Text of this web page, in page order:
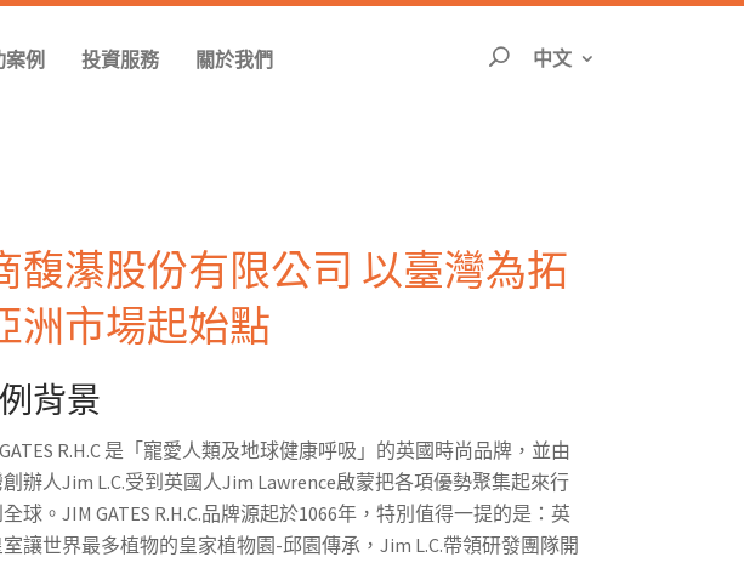
案例 投資服務
關於我們
中文切換語言頁面將重
馥濝股份有限公司 以臺灣為拓
洲市場起始點
背景
R.H.C 是「寵愛人類及地球健康呼吸」的英國時尚品牌，並由
辦人Jim L.C.受到英國人Jim Lawrence啟蒙把各項優勢聚集起來行
球。JIM GATES R.H.C.品牌源起於1066年，特別值得一提的是：英
室讓世界最多植物的皇家植物園-邱園傳承，Jim L.C.帶領研發團隊開